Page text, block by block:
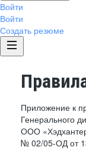
Войти
Войти
Создать резюме
Приложение к
Генерального
ООО
№ 02/05-ОД от